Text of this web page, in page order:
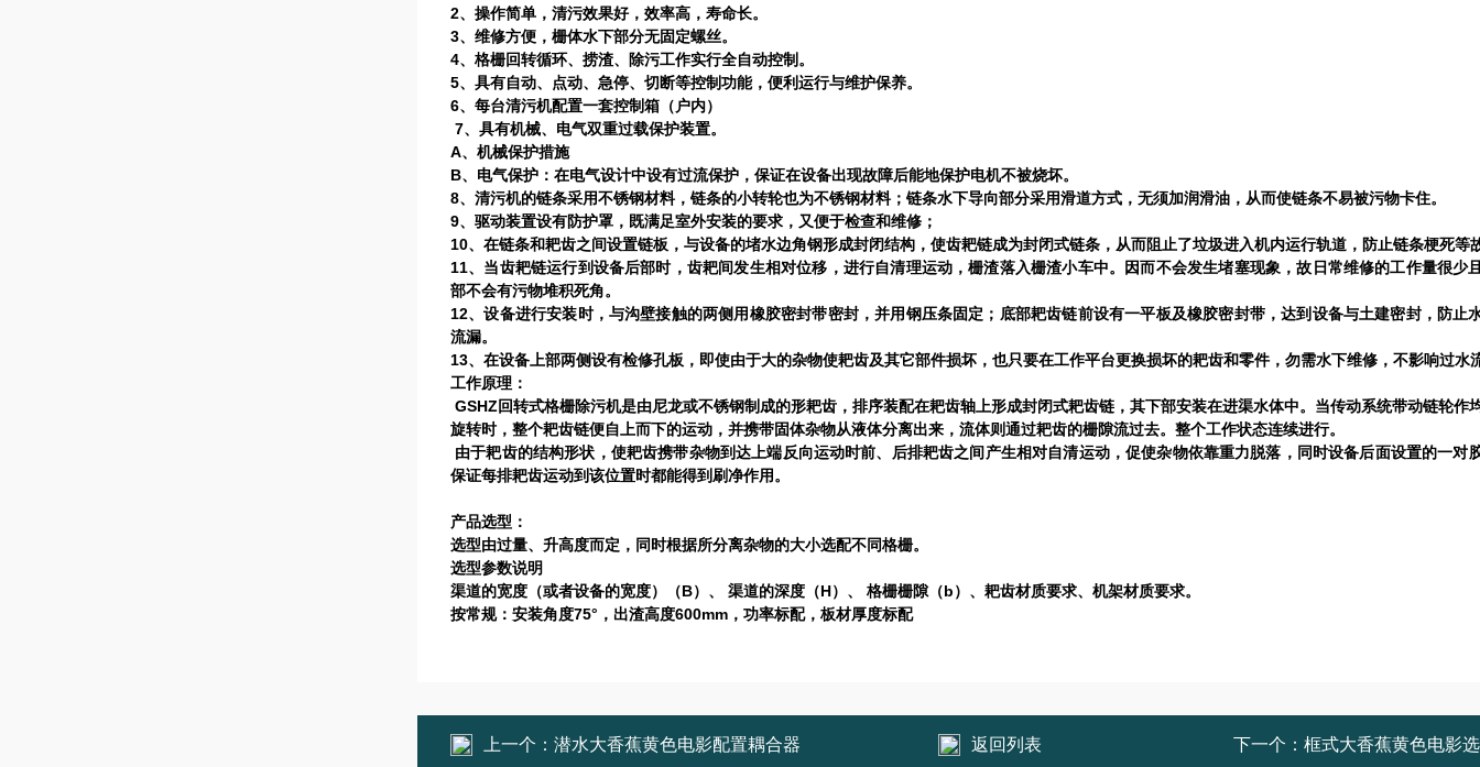
2、操作简单，清污效果好，效率高，寿命长。
3、维修方便，栅体水下部分无固定螺丝。
4、格栅回转循环、捞渣、除污工作实行全自动控制。
5、具有自动、点动、急停、切断等控制功能，便利运行与维护保养。
6、每台清污机配置一套控制箱（户内）
7、具有机械、电气双重过载保护装置。
A、机械保护措施
B、电气保护：在电气设计中设有过流保护，保证在设备出现故障后能地保护电机不被烧坏。
8、清污机的链条采用不锈钢材料，链条的小转轮也为不锈钢材料；链条水下导向部分采用滑道方式，无须加润滑油，从而使链条不易被污物卡住。
9、驱动装置设有防护罩，既满足室外安装的要求，又便于检查和维修；
10、在链条和耙齿之间设置链板，与设备的堵水边角钢形成封闭结构，使齿耙链成为封闭式链条，从而阻止了垃圾进入机内运行轨道，防止链条梗死等
11、当齿耙链运行到设备后部时，齿耙间发生相对位移，进行自清理运动，栅渣落入栅渣小车中。因而不会发生堵塞现象，故日常维修的工作量很少
部不会有污物堆积死角。
12、设备进行安装时，与沟壁接触的两侧用橡胶密封带密封，并用钢压条固定；底部耙齿链前设有一平板及橡胶密封带，达到设备与土建密封，防止
流漏。
13、在设备上部两侧设有检修孔板，即使由于大的杂物使耙齿及其它部件损坏，也只要在工作平台更换损坏的耙齿和零件，勿需水下维修，不影响过水
工作原理：
GSHZ 回转式格栅除污机是由尼龙或不锈钢制成的形耙齿，排序装配在耙齿轴上形成封闭式耙齿链，其下部安装在进渠水体中。当传动系统带动链轮作
旋转时，整个耙齿链便自上而下的运动，并携带固体杂物从液体分离出来，流体则通过耙齿的栅隙流过去。整个工作状态连续进行。
由于耙齿的结构形状，使耙齿携带杂物到达上端反向运动时前、后排耙齿之间产生相对自清运动，促使杂物依靠重力脱落，同时设备后面设置的一对
保证每排耙齿运动到该位置时都能得到刷净作用。
产品选型：
选型由过量、升高度而定，同时根据所分离杂物的大小选配不同格栅。
选型参数说明
渠道的宽度（或者设备的宽度）（B）、 渠道的深度（H）、 格栅栅隙（b ）、耙齿材质要求、机架材质要求。
按常规：安装角度75° ，出渣高度600mm ，功率标配，板材厚度标配
上一个： 潜水大香蕉黄色电影配置耦合器 返回列表 下一个： 框式大香蕉黄色电影